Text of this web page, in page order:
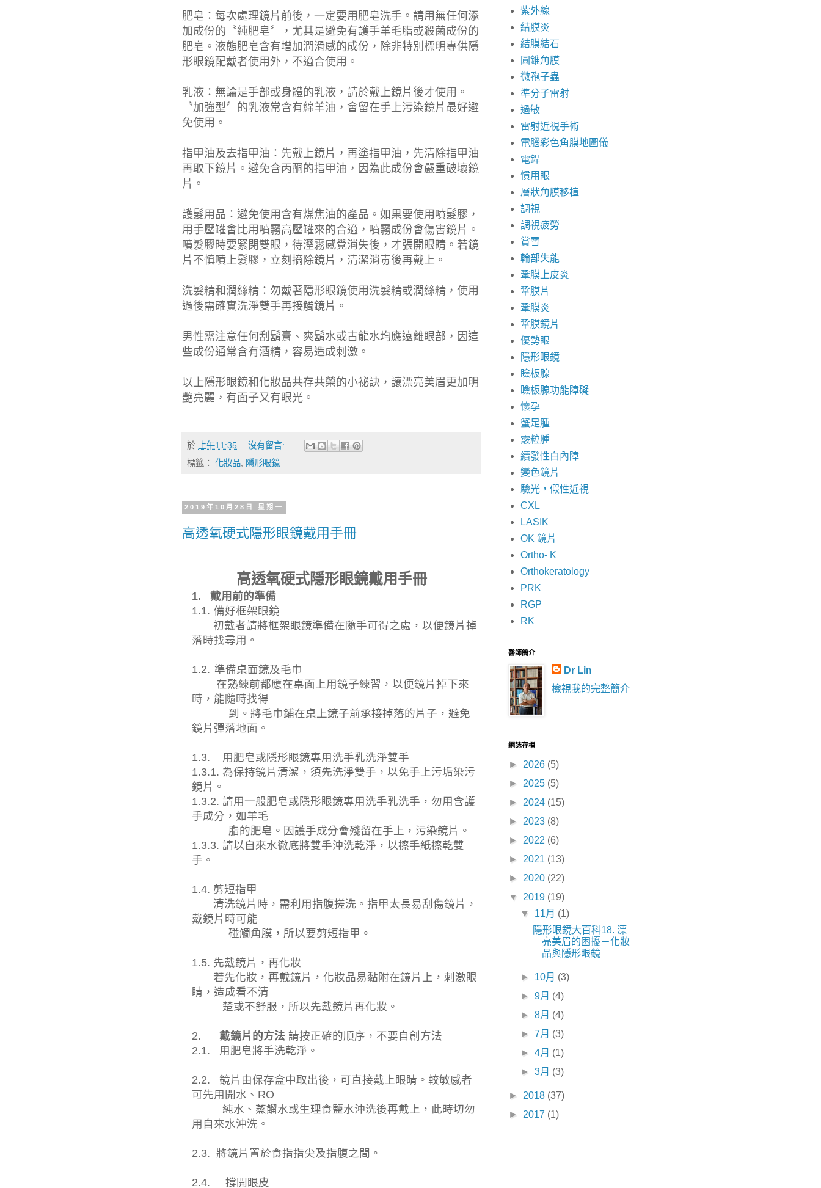
肥皂：每次處理鏡片前後，一定要用肥皂洗手。請用無任何添
加成份的〝純肥皂〞，尤其是避免有護手羊毛脂或殺菌成份的
肥皂。液態肥皂含有增加潤滑感的成份，除非特別標明專供隱
形眼鏡配戴者使用外，不適合使用。
乳液：無論是手部或身體的乳液，請於戴上鏡片後才使用。
〝加強型〞的乳液常含有綿羊油，會留在手上污染鏡片最好避
免使用。
指甲油及去指甲油：先戴上鏡片，再塗指甲油，先清除指甲油
再取下鏡片。避免含丙酮的指甲油，因為此成份會嚴重破壞鏡
片。
護髮用品：避免使用含有煤焦油的產品。如果要使用噴髮膠，
用手壓罐會比用噴霧高壓罐來的合適，噴霧成份會傷害鏡片。
噴髮膠時要緊閉雙眼，待溼霧感覺消失後，才張開眼睛。若鏡
片不慎噴上髮膠，立刻摘除鏡片，清潔消毒後再戴上。
洗髮精和潤絲精：勿戴著隱形眼鏡使用洗髮精或潤絲精，使用
過後需確實洗淨雙手再接觸鏡片。
男性需注意任何刮鬍膏、爽鬍水或古龍水均應遠離眼部，因這
些成份通常含有酒精，容易造成刺激。
以上隱形眼鏡和化妝品共存共榮的小祕訣，讓漂亮美眉更加明
艷亮麗，有面子又有眼光。
於 上午11:35
沒有留言:
標籤： 化妝品, 隱形眼鏡
2019年10月28日 星期一
高透氧硬式隱形眼鏡戴用手冊
高透氧硬式隱形眼鏡戴用手冊
1.
戴用前的準備
1.1. 備好框架眼鏡
初戴者請將框架眼鏡準備在隨手可得之處，以便鏡片掉
落時找尋用。
1.2. 準備桌面鏡及毛巾
在熟練前都應在桌面上用鏡子練習，以便鏡片掉下來
時，能隨時找得
到。將毛巾鋪在桌上鏡子前承接掉落的片子，避免
鏡片彈落地面。
1.3.
用肥皂或隱形眼鏡專用洗手乳洗淨雙手
1.3.1. 為保持鏡片清潔，須先洗淨雙手，以免手上污垢染污
鏡片。
1.3.2. 請用一般肥皂或隱形眼鏡專用洗手乳洗手，勿用含護
手成分，如羊毛
脂的肥皂。因護手成分會殘留在手上，污染鏡片。
1.3.3. 請以自來水徹底將雙手沖洗乾淨，以擦手紙擦乾雙
手。
1.4. 剪短指甲
清洗鏡片時，需利用指腹搓洗。指甲太長易刮傷鏡片，
戴鏡片時可能
碰觸角膜，所以要剪短指甲。
1.5. 先戴鏡片，再化妝
若先化妝，再戴鏡片，化妝品易黏附在鏡片上，刺激眼
睛，造成看不清
楚或不舒服，所以先戴鏡片再化妝。
2. 戴鏡片的方法 請按正確的順序，不要自創方法
2.1.
用肥皂將手洗乾淨。
2.2.
鏡片由保存盒中取出後，可直接戴上眼睛。較敏感者
可先用開水、 RO
純水、蒸餾水或生理食鹽水沖洗後再戴上，此時切勿
用自來水沖洗。
2.3. 將鏡片置於食指指尖及指腹之間。
2.4. 撐開眼皮
紫外線
結膜炎
結膜結石
圓錐角膜
微孢子蟲
準分子雷射
過敏
雷射近視手術
電腦彩色角膜地圖儀
電銲
慣用眼
層狀角膜移植
調視
調視疲勞
賞雪
輪部失能
鞏膜上皮炎
鞏膜片
鞏膜炎
鞏膜鏡片
優勢眼
隱形眼鏡
瞼板腺
瞼板腺功能障礙
懷孕
蟹足腫
霰粒腫
續發性白內障
變色鏡片
驗光，假性近視
CXL
LASIK
OK 鏡片
Ortho- K
Orthokeratology
PRK
RGP
RK
醫師簡介
Dr Lin
檢視我的完整簡介
網誌存檔
► 2026 (5)
► 2025 (5)
► 2024 (15)
► 2023 (8)
► 2022 (6)
► 2021 (13)
► 2020 (22)
▼ 2019 (19)
▼ 11月 (1)
隱形眼鏡大百科18. 漂
亮美眉的困擾－化妝
品與隱形眼鏡
► 10月 (3)
►9月 (4)
►8月 (4)
►7月 (3)
►4月 (1)
►3月 (3)
► 2018 (37)
► 2017 (1)